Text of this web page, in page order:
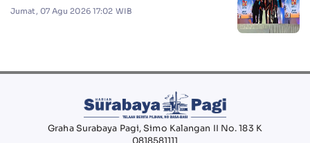
Jumat, 07 Agu 2026 17:02 WIB
Graha Surabaya Pagi, Simo Kalangan II No. 183 K